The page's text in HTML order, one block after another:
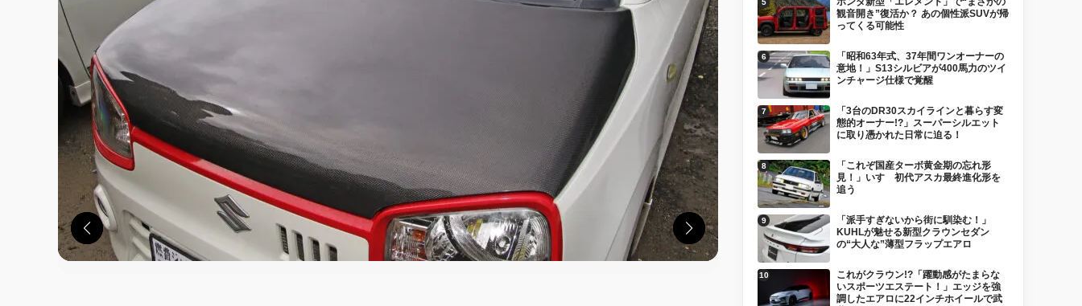
観音開き”復活か？ あの個性派SUVが帰
ってくる可能性
「昭和63年式、37年間ワンオーナーの
意地！」S13シルビアが400馬力のツイ
ンチャージ仕様で覚醒
「3台のDR30スカイラインと暮らす変
態的オーナー!?」スーパーシルエット
に取り憑かれた日常に迫る！
「これぞ国産ターボ黄金期の忘れ形
見！」いすゞ初代アスカ最終進化形を
追う
「派手すぎないから街に馴染む！」
KUHLが魅せる新型クラウンセダン
の“大人な”薄型フラップエアロ
これがクラウン!?「躍動感がたまらな
いスポーツエステート！」エッジを強
調したエアロに22インチホイールで武